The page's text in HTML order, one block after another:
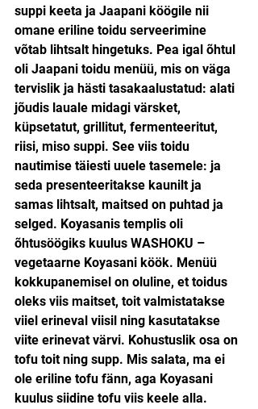
suppi keeta ja Jaapani köögile nii
omane eriline toidu serveerimine
võtab lihtsalt hingetuks. Pea igal õhtul
oli Jaapani toidu menüü, mis on väga
tervislik ja hästi tasakaalustatud: alati
jõudis lauale midagi värsket,
küpsetatut, grillitut, fermenteeritut,
riisi, miso suppi. See viis toidu
nautimise täiesti uuele tasemele: ja
seda presenteeritakse kaunilt ja
samas lihtsalt, maitsed on puhtad ja
selged. Koyasanis templis oli
õhtusöögiks kuulus WASHOKU –
vegetaarne Koyasani köök. Menüü
kokkupanemisel on oluline, et toidus
oleks viis maitset, toit valmistatakse
viiel erineval viisil ning kasutatakse
viite erinevat värvi. Kohustuslik osa on
tofu toit ning supp. Mis salata, ma ei
ole eriline tofu fänn, aga Koyasani
kuulus siidine tofu viis keele alla.